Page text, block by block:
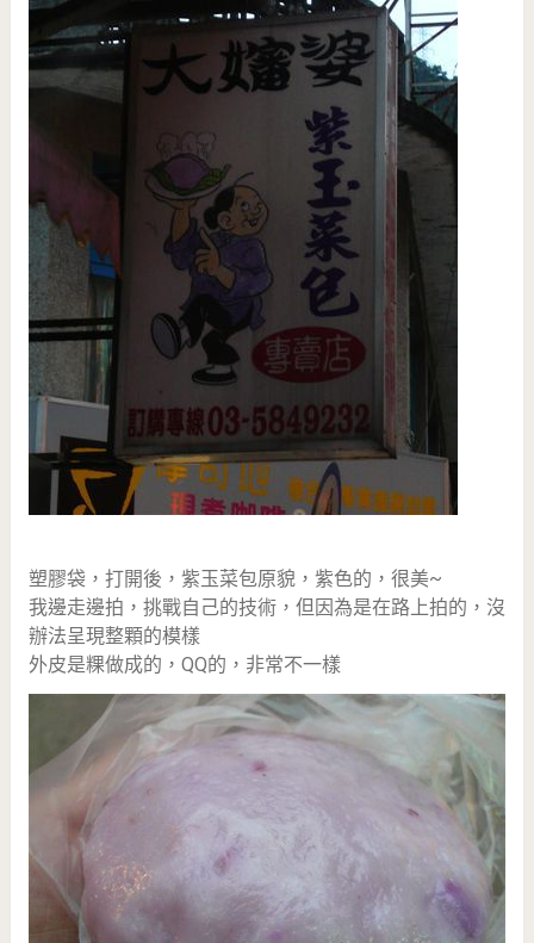
塑膠袋，打開後，紫玉菜包原貌，紫色的，很美~
我邊走邊拍，挑戰自己的技術，但因為是在路上拍的，沒
辦法呈現整顆的模樣
外皮是粿做成的，QQ的，非常不一樣